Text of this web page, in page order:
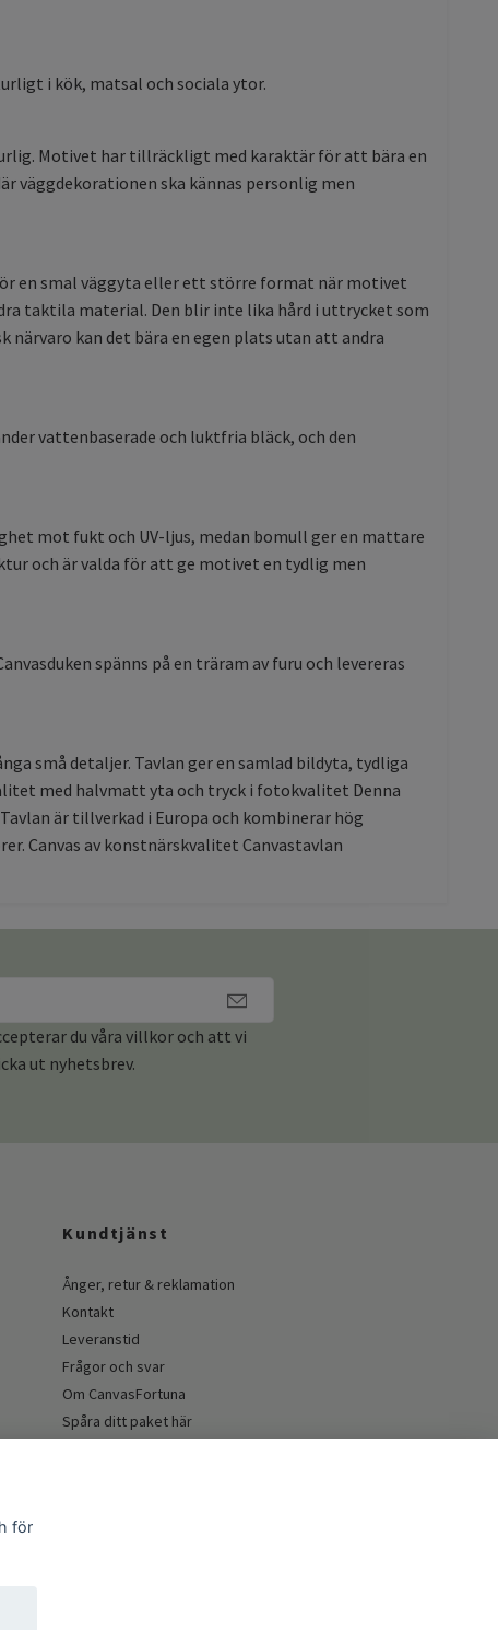
i kök, matsal och sociala ytor.
Motivet har tillräckligt med karaktär för att bära en
väggdekorationen ska kännas personlig men
en smal väggyta eller ett större format när motivet
taktila material. Den blir inte lika hård i uttrycket som
kan det bära en egen plats utan att andra
vattenbaserade och luktfria bläck, och den
mot fukt och UV-ljus, medan bomull ger en mattare
och är valda för att ge motivet en tydlig men
spänns på en träram av furu och levereras
små detaljer. Tavlan ger en samlad bildyta, tydliga
med halvmatt yta och tryck i fotokvalitet Denna
är tillverkad i Europa och kombinerar hög
Canvas av konstnärskvalitet Canvastavlan
du våra villkor och att vi
ut nyhetsbrev.
Kundtjänst
Ånger, retur & reklamation
Kontakt
Leveranstid
Frågor och svar
Om CanvasFortuna
Spåra ditt paket här
för